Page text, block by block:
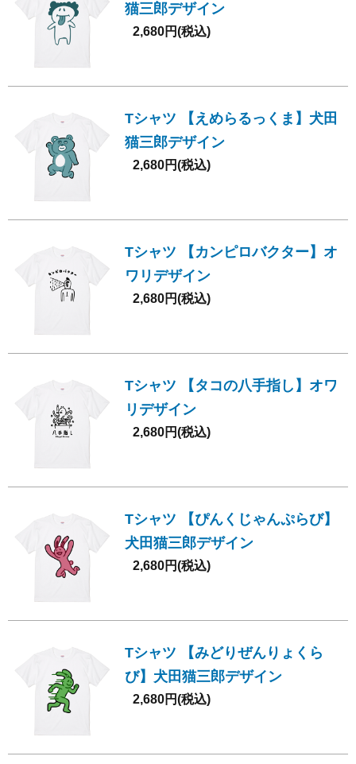
猫三郎デザイン
2,680円(税込)
Tシャツ 【えめらるっくま】犬田
猫三郎デザイン
2,680円(税込)
Tシャツ 【カンピロバクター】オ
ワリデザイン
2,680円(税込)
Tシャツ 【タコの八手指し】オワ
リデザイン
2,680円(税込)
Tシャツ 【ぴんくじゃんぷらび】
犬田猫三郎デザイン
2,680円(税込)
Tシャツ 【みどりぜんりょくら
び】犬田猫三郎デザイン
2,680円(税込)